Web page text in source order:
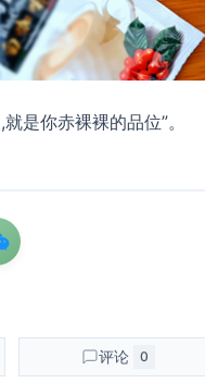
是你赤裸裸的品位”。
评论 0